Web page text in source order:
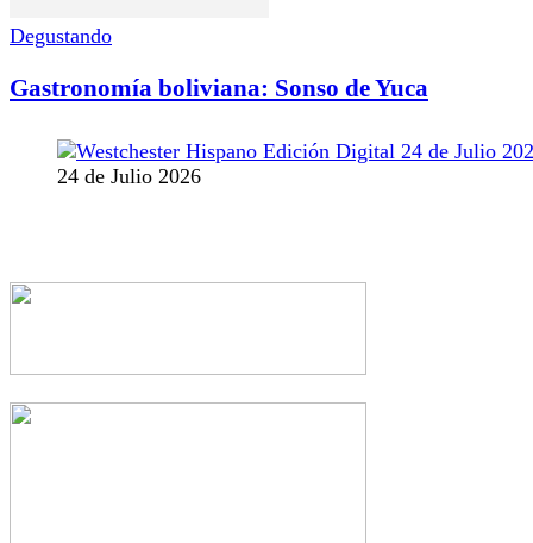
Degustando
Gastronomía boliviana: Sonso de Yuca
24 de Julio 2026